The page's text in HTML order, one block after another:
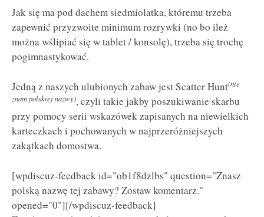
Jak się ma pod dachem siedmiolatka, któremu trzeba
zapewnić przyzwoite minimum rozrywki (no bo ileż
można wślipiać się w tablet / konsolę), trzeba się trochę
pogimnastykować.
Jedną z naszych ulubionych zabaw jest Scatter Hunt(nie
znam polskiej nazwy), czyli takie jakby poszukiwanie skarbu
przy pomocy serii wskazówek zapisanych na niewielkich
karteczkach i pochowanych w najprzeróżniejszych
zakątkach domostwa.
[wpdiscuz-feedback id="ob1f8dzlbs" question="Znasz
polską nazwę tej zabawy? Zostaw komentarz."
opened="0"][/wpdiscuz-feedback]